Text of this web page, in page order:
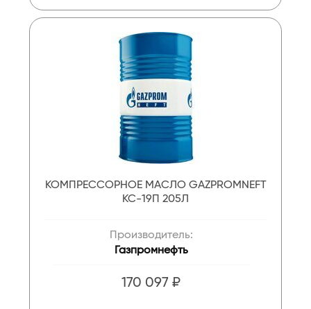
КОМПРЕССОРНОЕ МАСЛО GAZPROMNEFT
КС-19П 205Л
Производитель:
Газпромнефть
170 097 ₽